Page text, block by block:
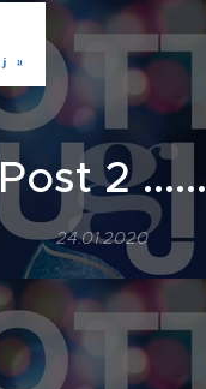
Post 2 ......
24.01.2020